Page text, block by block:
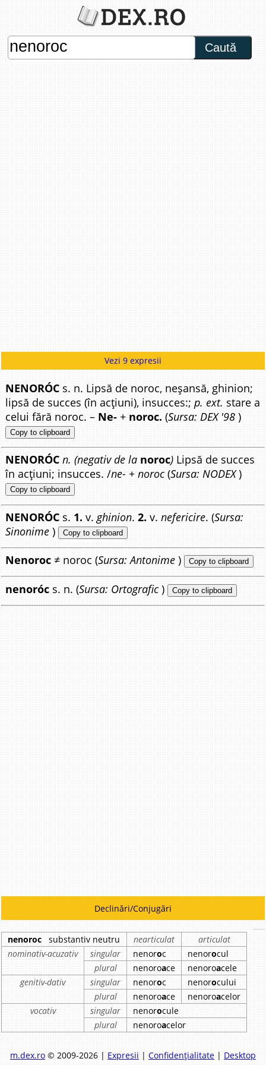
Caută
Vezi 9 expresii
NENORÓC s. n. Lipsă de noroc, neșansă, ghinion;
lipsă de succes (în acțiuni), insucces:;p. ext. stare a
celui fără noroc. – Ne- + noroc. (Sursa: DEX '98 )
Copy to clipboard
NENORÓC n. (negativ de la noroc) Lipsă de succes
în acțiuni; insucces. /ne- + noroc (Sursa: NODEX)
Copy to clipboard
NENORÓC s. 1. v. ghinion.2. v.nefericire. (Sursa:
Sinonime ) Copy to clipboard
Nenoroc ≠ noroc (Sursa: Antonime ) Copy to clipboard
nenoróc s. n. (Sursa: Ortografic ) Copy to clipboard
Declinări/Conjugări
nenoroc substantiv neutru nearticulat
articulat
nominativ-acuzativ
singular nenoroc nenorocul
plural
nenoroace nenoroacele
genitiv-dativ
singular nenoroc nenorocului
plural
nenoroace nenoroacelor
vocativ
singular nenorocule
plural
nenoroacelor
m.dex.ro© 2009-2026 | Expresii | Confidențialitate| Desktop